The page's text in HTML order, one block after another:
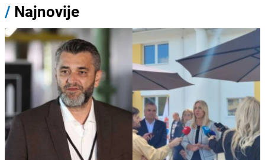
/ Najnovije